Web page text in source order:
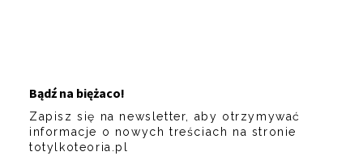
Bądź na biężaco!
Zapisz się na newsletter, aby otrzymywać
informacje o nowych treściach na stronie
totylkoteoria.pl